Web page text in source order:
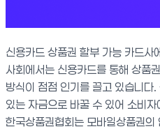
신용카드 상품권 할부 가능 카드사
사회에서는 신용카드를 통해 상품
방식이 점점 인기를 끌고 있습니다
있는 자금으로 바꿀 수 있어 소비
한국상품권협회는 모바일상품권